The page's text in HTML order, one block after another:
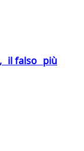
il falso più